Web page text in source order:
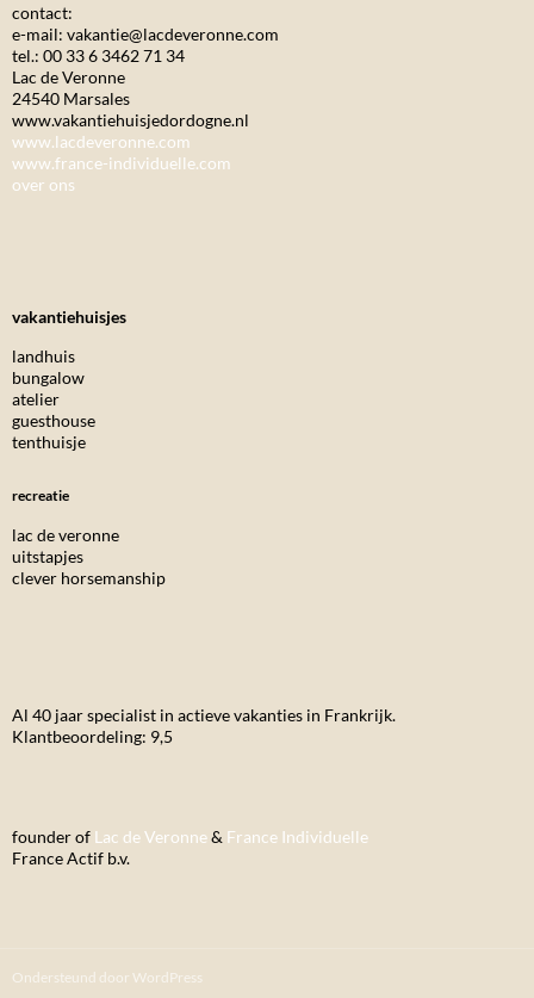
contact:
e-mail: vakantie@lacdeveronne.com
tel.: 00 33 6 3462 71 34
Lac de Veronne
24540 Marsales
www.vakantiehuisjedordogne.nl
www.lacdeveronne.com
www.france-individuelle.com
over ons
vakantiehuisjes
landhuis
bungalow
atelier
guesthouse
tenthuisje
recreatie
lac de veronne
uitstapjes
clever horsemanship
Al 40 jaar specialist in actieve vakanties in Frankrijk.
Klantbeoordeling: 9,5
founder of Lac de Veronne& France Individuelle
France Actif b.v.
Ondersteund door WordPress